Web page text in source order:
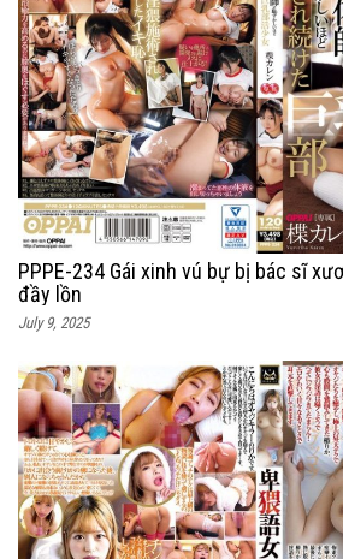
PPPE-234 Gái xinh vú bự bị bác sĩ
đầy lồn
July 9, 2025